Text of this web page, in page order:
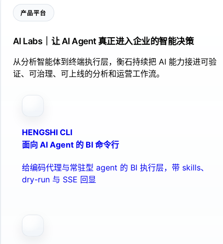
产品平台
AI Labs｜让 AI Agent 真正进入企业的智能决策
从分析智能体到终端执行层，衡石持续把 AI 能力接进可验
证、可治理、可上线的分析和运营工作流。
HENGSHI CLI
面向 AI Agent 的 BI 命令行
给编码代理与常驻型 agent 的 BI 执行层，带 skills、
dry-run 与 SSE 回显